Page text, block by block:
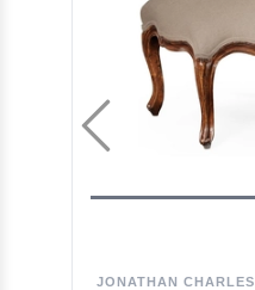
JONATHAN CHARLES